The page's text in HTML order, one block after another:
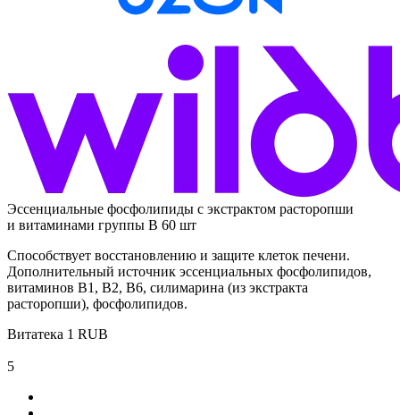
Эссенциальные фосфолипиды с экстрактом расторопши
и витаминами группы В 60 шт
Способствует восстановлению и защите клеток печени.
Дополнительный источник эссенциальных фосфолипидов,
витаминов В1, В2, В6, силимарина (из экстракта
расторопши), фосфолипидов.
Витатека 1 RUB
5